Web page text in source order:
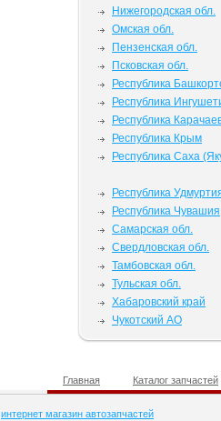
Нижегородская обл.
Омская обл.
Пензенская обл.
Псковская обл.
Республика
Республика
Республика
Республика Крым
Республика Саха
Республика
Республика Чувашия
Самарская обл.
Свердловская обл.
Тамбовская обл.
Тульская обл.
Хабаровский край
Чукотский АО
Главная Каталог запчастей
интернет магазин автозапчастей